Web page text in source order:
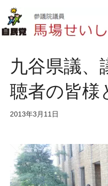
九谷県議、
聴者の皆様
2013年3月11日